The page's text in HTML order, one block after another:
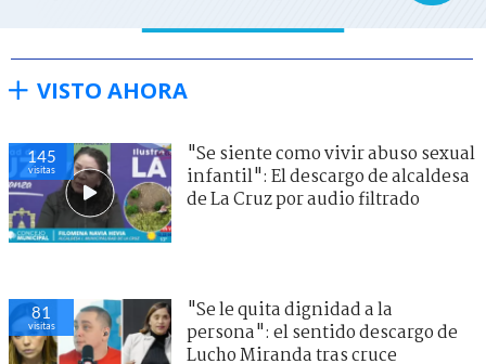
VISTO AHORA
145
visitas
"Se siente como vivir abuso sexual
infantil": El descargo de alcaldesa
de La Cruz por audio filtrado
81
visitas
"Se le quita dignidad a la
persona": el sentido descargo de
Lucho Miranda tras cruce